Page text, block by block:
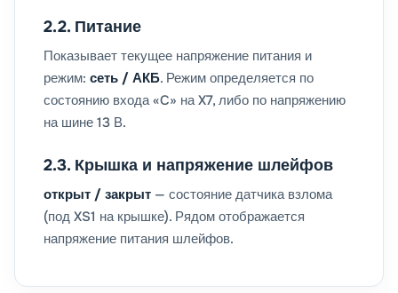
2.2. Питание
Показывает текущее напряжение питания и
режим: сеть / АКБ. Режим определяется по
состоянию входа «C» на X7, либо по напряжению
на шине 13 В.
2.3. Крышка и напряжение шлейфов
открыт / закрыт — состояние датчика взлома
(под XS1 на крышке). Рядом отображается
напряжение питания шлейфов.